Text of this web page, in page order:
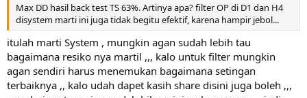
e
r
Max DD hasil back test TS 63%. Artinya apa? filter OP di D1 dan H4
disystem marti ini juga tidak begitu efektif, karena hampir jebol...
itulah marti System , mungkin agan sudah lebih tau
bagaimana resiko nya martil ,,, kalo untuk filter mungkin
agan sendiri harus menemukan bagaimana setingan
terbaiknya ,, kalo udah dapet kasih share disini juga boleh ,,,